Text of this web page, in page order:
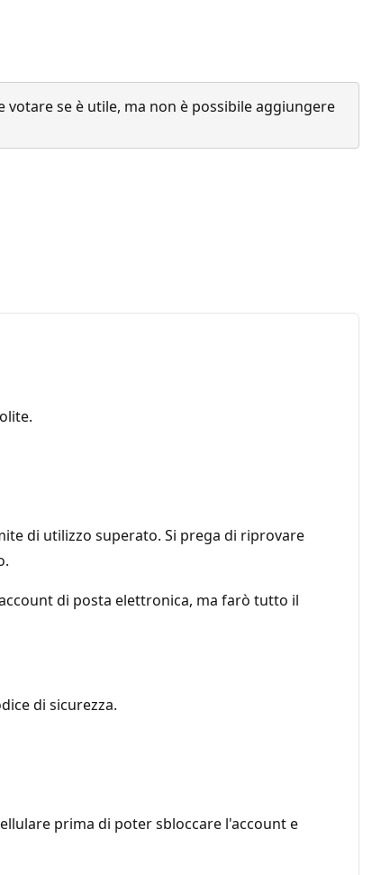
se è utile, ma non è possibile aggiungere
di utilizzo superato. Si prega di riprovare
di posta elettronica, ma farò tutto il
di sicurezza.
prima di poter sbloccare l'account e